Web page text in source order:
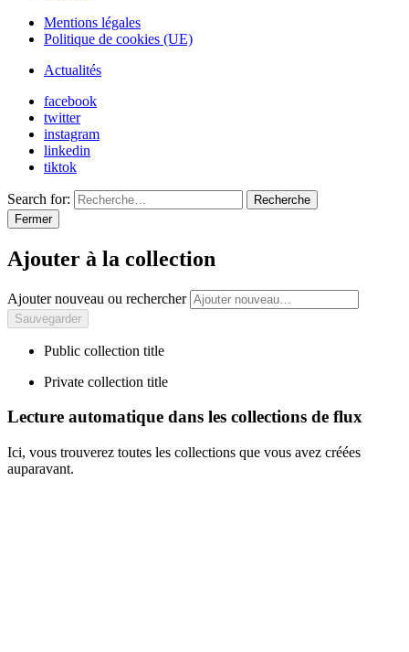
Mentions légales
Politique de cookies (UE)
Actualités
facebook
twitter
instagram
linkedin
tiktok
Search for:
Recherche
Fermer
Ajouter à la collection
Ajouter nouveau ou rechercher
Public collection title
Private collection title
Lecture automatique dans les collections de flux
Ici, vous trouverez toutes les collections que vous avez créées
auparavant.